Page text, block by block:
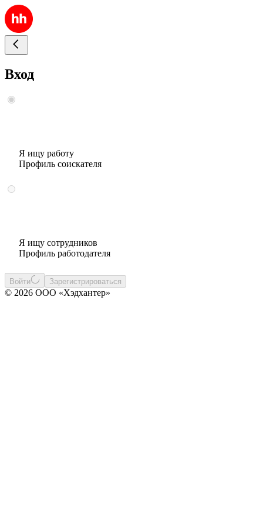
Вход
Я ищу работу
Профиль соискателя
Я ищу сотрудников
Профиль работодателя
Войти Зарегистрироваться
© 2026 ООО «Хэдхантер»